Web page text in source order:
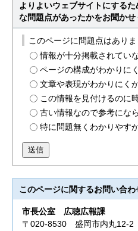
よりよいウェブサイトにする
な問題点があったかをお聞かせ
このページに問題点はありま
情報が十分掲載されてい
ページの構成がわかりに
文章や表現がわかりにく
この情報を見付けるのに
古い情報なので参考にな
特に問題無くわかりやす
送信
このページに関するお問い合わ
市長公室 広聴広報課
〒020-8530 盛岡市内丸12-2